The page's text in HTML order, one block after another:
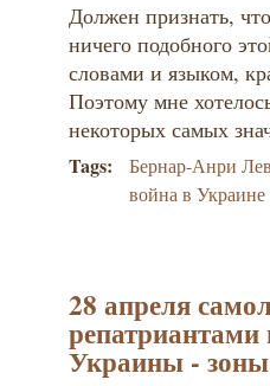
Должен признать,
ничего подобного
словами и языком,
Поэтому мне
некоторых самых
Tags:
Бернар-Анри
война в Украине
28 апреля
репатриантами
Украины -